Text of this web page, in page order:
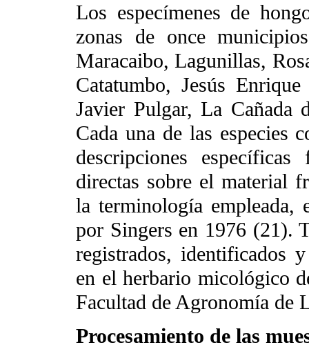
Los especímenes de
zonas de once
Maracaibo, Lagunillas,
Catatumbo, Jesús
Javier Pulgar, La Cañada
Cada una de las especies
descripciones
directas sobre el material
la terminología empleada,
por Singers en 1976 (21).
registrados, identificados
en el herbario micológico
Facultad de Agronomía de
Procesamiento de las